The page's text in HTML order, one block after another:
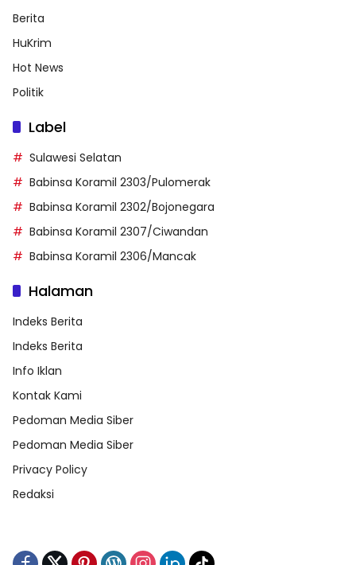
Berita
HuKrim
Hot News
Politik
Label
Sulawesi Selatan
Babinsa Koramil 2303/Pulomerak
Babinsa Koramil 2302/Bojonegara
Babinsa Koramil 2307/Ciwandan
Babinsa Koramil 2306/Mancak
Halaman
Indeks Berita
Indeks Berita
Info Iklan
Kontak Kami
Pedoman Media Siber
Pedoman Media Siber
Privacy Policy
Redaksi